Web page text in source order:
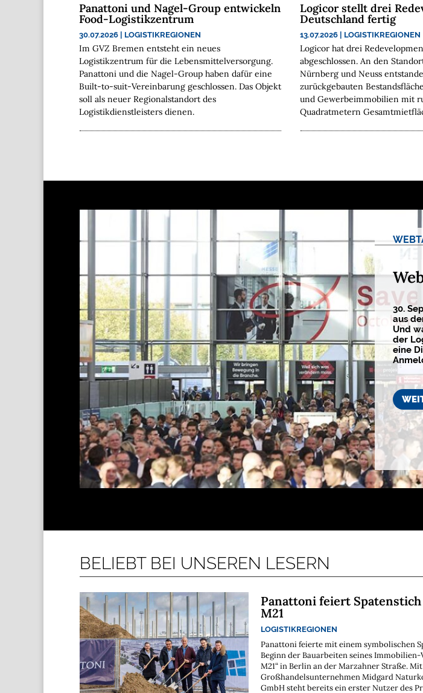
Panattoni und Nagel-Group entwickeln
Food-Logistikzentrum
30.07.2026 LOGISTIKREGIONEN
Im GVZ Bremen entsteht ein neues
Logistikzentrum für die Lebensmittelversorgung.
Panattoni und die Nagel-Group haben dafür eine
Built-to-suit-Vereinbarung geschlossen. Das Objekt
soll als neuer Regionalstandort des
Logistikdienstleisters dienen.
Logicor stellt drei
Deutschland fertig
13.07.2026 LOGISTIKREGIONEN
Logicor hat drei
abgeschlossen. An den
Nürnberg und Neuss
zurückgebauten
und Gewerbeimmobilien mit
Quadratmetern
30.
aus
Und
der
eine
BELIEBT BEI UNSEREN LESERN
Panattoni feiert
M21
LOGISTIKREGIONEN
Panattoni feierte mit einem symbolischen
Beginn der Bauarbeiten seines Immobilien-
M21“ in Berlin an der Marzahner Straße.
Großhandelsunternehmen Midgard
GmbH steht bereits ein erster Nutzer des